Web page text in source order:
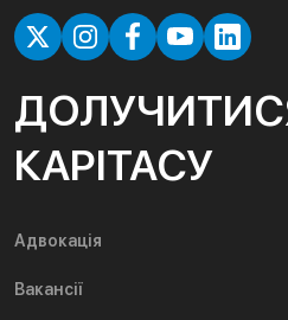
КАРІТАСУ
Адвокація
Вакансії